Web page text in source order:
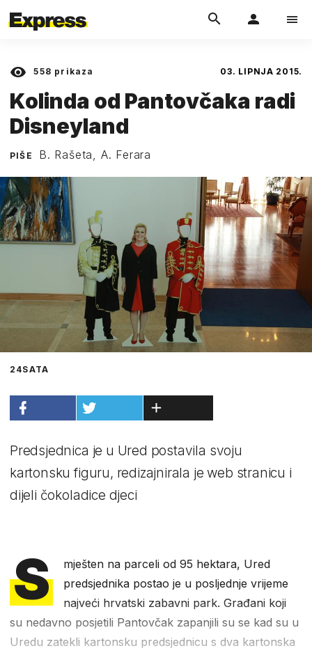
558 prikaza 03. LIPNJA 2015.
Kolinda od Pantovčaka radi
Disneyland
PIŠE B. Rašeta, A. Ferara
24SATA
Predsjednica je u Ured postavila svoju
kartonsku figuru, redizajnirala je web stranicu i
dijeli čokoladice djeci
S
mješten na parceli od 95 hektara, Ured
predsjednika postao je u posljednje vrijeme
najveći hrvatski zabavni park. Građani koji
su nedavno posjetili Pantovčak zapanjili su se kad su u
Uredu zatekli kartonsku predsjednicu s dva kartonska